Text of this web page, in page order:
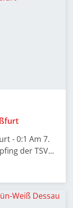
- 0:1 Am 7.
der TSV...